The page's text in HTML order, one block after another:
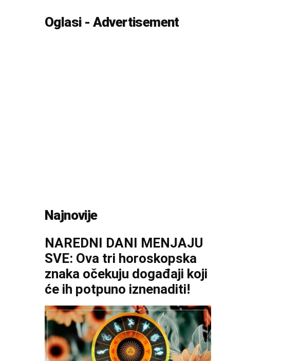
Oglasi - Advertisement
Najnovije
NAREDNI DANI MENJAJU
SVE: Ova tri horoskopska
znaka očekuju događaji koji
će ih potpuno iznenaditi!